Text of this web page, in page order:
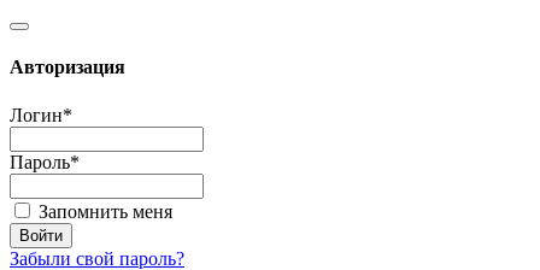
Авторизация
Логин*
Пароль*
Запомнить меня
Забыли свой пароль?